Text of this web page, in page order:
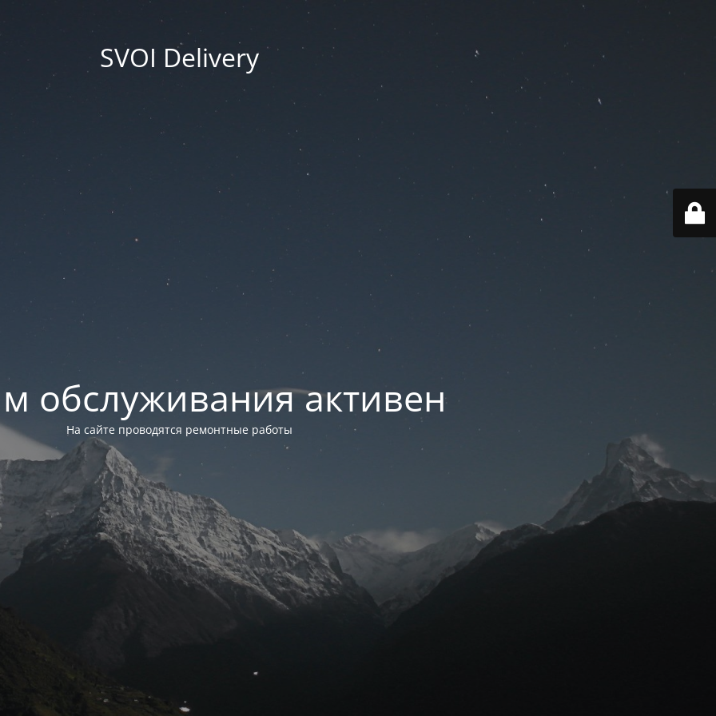
SVOI Delivery
обслуживания активен
На сайте проводятся ремонтные работы